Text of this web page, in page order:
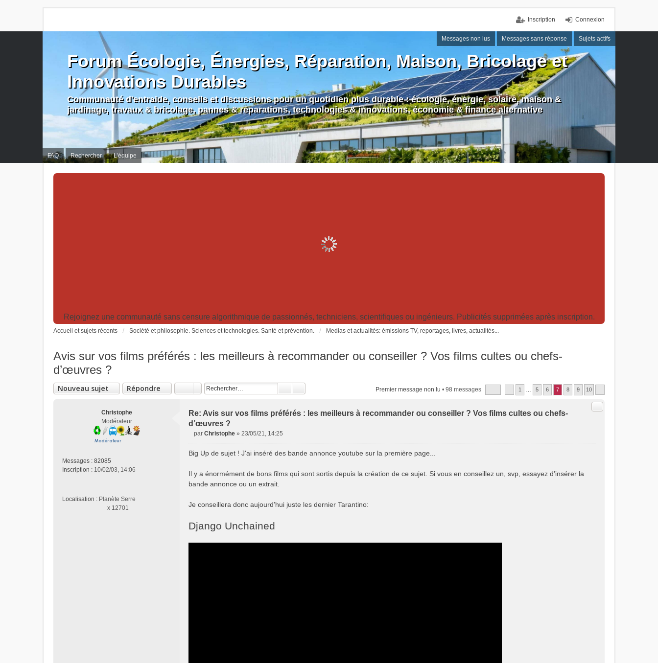
Connexion
Inscription
Messages non lus Messages sans réponse Sujets actifs
FAQ Rechercher L’équipe
Forum Écologie, Énergies, Réparation, Maison, Bricolage et
Innovations Durables
Communauté d'entraide, conseils et discussions pour un quotidien plus durable : écologie, énergie, solaire, maison &
jardinage, travaux & bricolage, pannes & réparations, technologies & innovations, économie & finance alternative
Rejoignez une communauté sans censure algorithmique de passionnés, techniciens, scientifiques ou ingénieurs. Publicités supprimées après inscription.
Accueil et sujets récents Société et philosophie. Sciences et technologies. Santé et prévention. Medias et actualités: émissions TV, reportages, livres, actualités...
Avis sur vos films préférés : les meilleurs à recommander ou conseiller ? Vos films cultes ou chefs-
d’œuvres ?
Nouveau sujet Répondre Premier message non lu • 98 messages 1 5 6 7 8 9 10
Christophe
Modérateur
Messages : 82085
Inscription : 10/02/03, 14:06
Localisation : Planète Serre
x 12701
Re: Avis sur vos films préférés : les meilleurs à recommander ou conseiller ? Vos films cultes ou chefs-
d’œuvres ?
Citer
s
a
g
l
par Christophe » 23/05/21, 14:25
Big Up de sujet ! J'ai inséré des bande annonce youtube sur la première page...
Il y a énormément de bons films qui sont sortis depuis la création de ce sujet. Si vous en conseillez un, svp, essayez d'insérer la
bande annonce ou un extrait.
Je conseillera donc aujourd'hui juste les dernier Tarantino:
Django Unchained